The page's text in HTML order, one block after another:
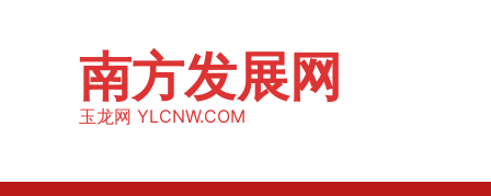
南方发展网
玉龙网 YLCNW.COM